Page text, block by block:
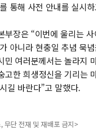
통해 사전 안내를 실시
부장은 “이번에 울리는
아니라 현충일 추념 묵
민 여러분께서는 놀라지
고한 희생정신을 기리는
길 바란다”고 말했다.
단 전재 및 재배포 금지>